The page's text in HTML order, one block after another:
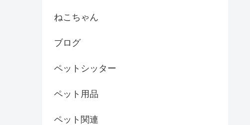
ねこちゃん
ブログ
ペットシッター
ペット用品
ペット関連